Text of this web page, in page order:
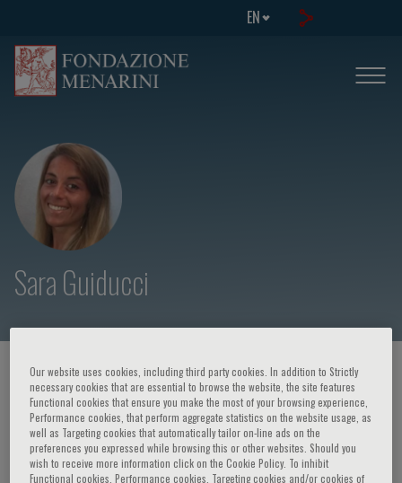
EN
Sara Guiducci
HOME PAGE / COURSES AND EVENTS / SPEAKER
Our website uses cookies, including third party cookies. In addition to Strictly
necessary cookies that are essential to browse the website, the site features
Functional cookies that ensure you make the most of your browsing experience,
Performance cookies, that perform aggregate statistics on the website usage, as
well as Targeting cookies that automatically tailor on-line ads on the
preferences you expressed while browsing this or other websites. Should you
wish to receive more information click on the Cookie Policy. To inhibit
Functional cookies, Performance cookies, Targeting cookies and/or cookies of